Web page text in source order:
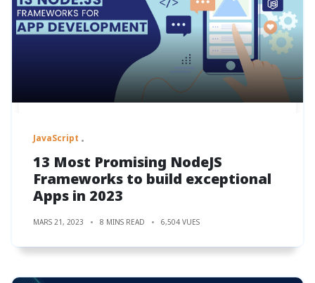
JavaScript
13 Most Promising NodeJS
Frameworks to build exceptional
Apps in 2023
MARS 21, 2023 8 MINS READ 6,504 VUES